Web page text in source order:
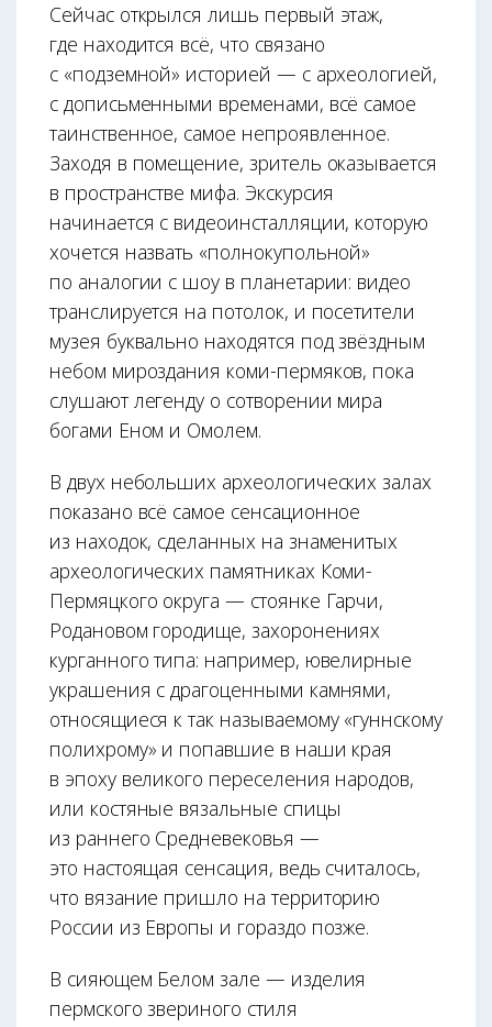
Сейчас открылся лишь первый этаж,
где находится всё, что связано
с «подземной» историей — с археологией,
с дописьменными временами, всё самое
таинственное, самое непроявленное.
Заходя в помещение, зритель оказывается
в пространстве мифа. Экскурсия
начинается с видеоинсталляции, которую
хочется назвать «полнокупольной»
по аналогии с шоу в планетарии: видео
транслируется на потолок, и посетители
музея буквально находятся под звёздным
небом мироздания коми-пермяков, пока
слушают легенду о сотворении мира
богами Еном и Омолем.
В двух небольших археологических залах
показано всё самое сенсационное
из находок, сделанных на знаменитых
археологических памятниках Коми-
Пермяцкого округа — стоянке Гарчи,
Родановом городище, захоронениях
курганного типа: например, ювелирные
украшения с драгоценными камнями,
относящиеся к так называемому «гуннскому
полихрому» и попавшие в наши края
в эпоху великого переселения народов,
или костяные вязальные спицы
из раннего Средневековья —
это настоящая сенсация, ведь считалось,
что вязание пришло на территорию
России из Европы и гораздо позже.
В сияющем Белом зале — изделия
пермского звериного стиля